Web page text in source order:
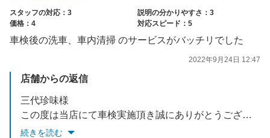
スタッフの対応：3
説明の分かりやすさ：3
価格：4
対応スピード：5
車検後の洗車、車内清掃 のサービスがバッチリでした
2022年9月24日 12:47
店舗からの返信
三代珍味様
この度は当店にて車検実施頂き誠にありがとうございます。
またクチコミも記入頂きありがとうございます。
続きを読む